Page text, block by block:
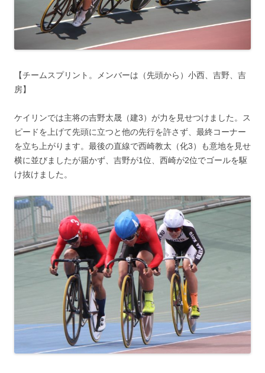
【チームスプリント。メンバーは（先頭から）小西、吉野、吉
房】
ケイリンでは主将の吉野太晟（建3）が力を見せつけました。ス
ピードを上げて先頭に立つと他の先行を許さず、最終コーナー
を立ち上がります。最後の直線で西崎教太（化3）も意地を見せ
横に並びましたが届かず、吉野が1位、西崎が2位でゴールを駆
け抜けました。